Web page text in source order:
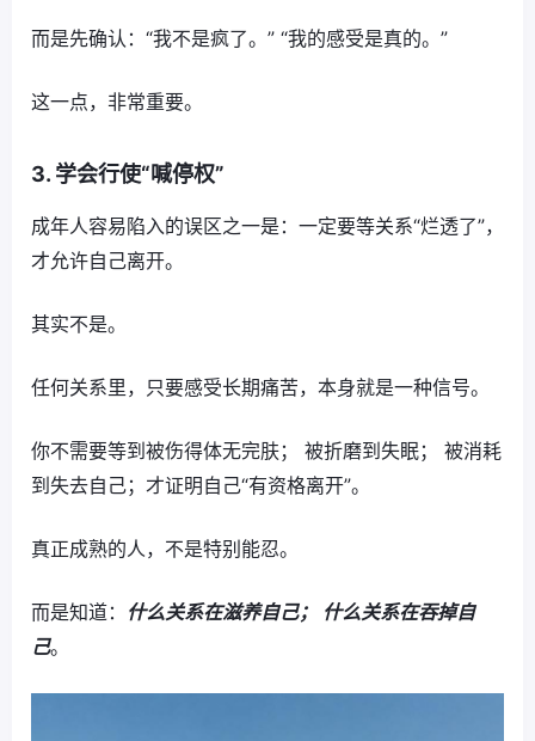
而是先确认：“我不是疯了。” “我的感受是真的。”
这一点，非常重要。
3. 学会行使“喊停权”
成年人容易陷入的误区之一是：一定要等关系“烂透了”，
才允许自己离开。
其实不是。
任何关系里，只要感受长期痛苦，本身就是一种信号。
你不需要等到被伤得体无完肤； 被折磨到失眠； 被消耗
到失去自己；才证明自己“有资格离开”。
真正成熟的人，不是特别能忍。
而是知道： 什么关系在滋养自己； 什么关系在吞掉自
己。